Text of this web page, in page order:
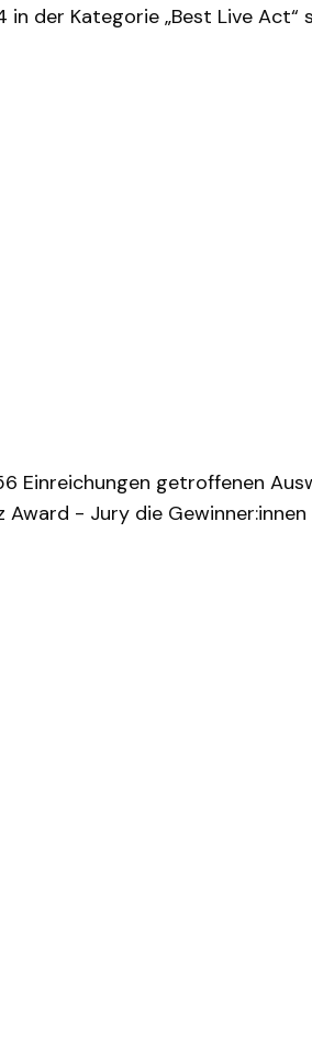
der Kategorie „Best Live Act“
Einreichungen getroffenen
- Jury die